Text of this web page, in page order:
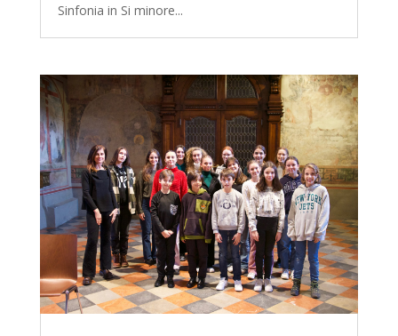
Sinfonia in Si minore...